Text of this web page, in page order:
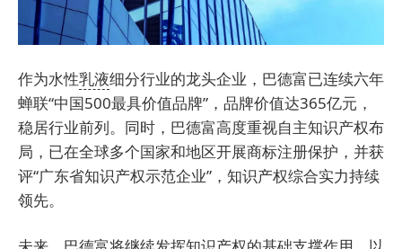
作为水性乳液细分行业的龙头企业，巴德富已连续六年
蝉联“中国500最具价值品牌”，品牌价值达365亿元，
稳居行业前列。同时，巴德富高度重视自主知识产权布
局，已在全球多个国家和地区开展商标注册保护，并获
评“广东省知识产权示范企业”，知识产权综合实力持续
领先。